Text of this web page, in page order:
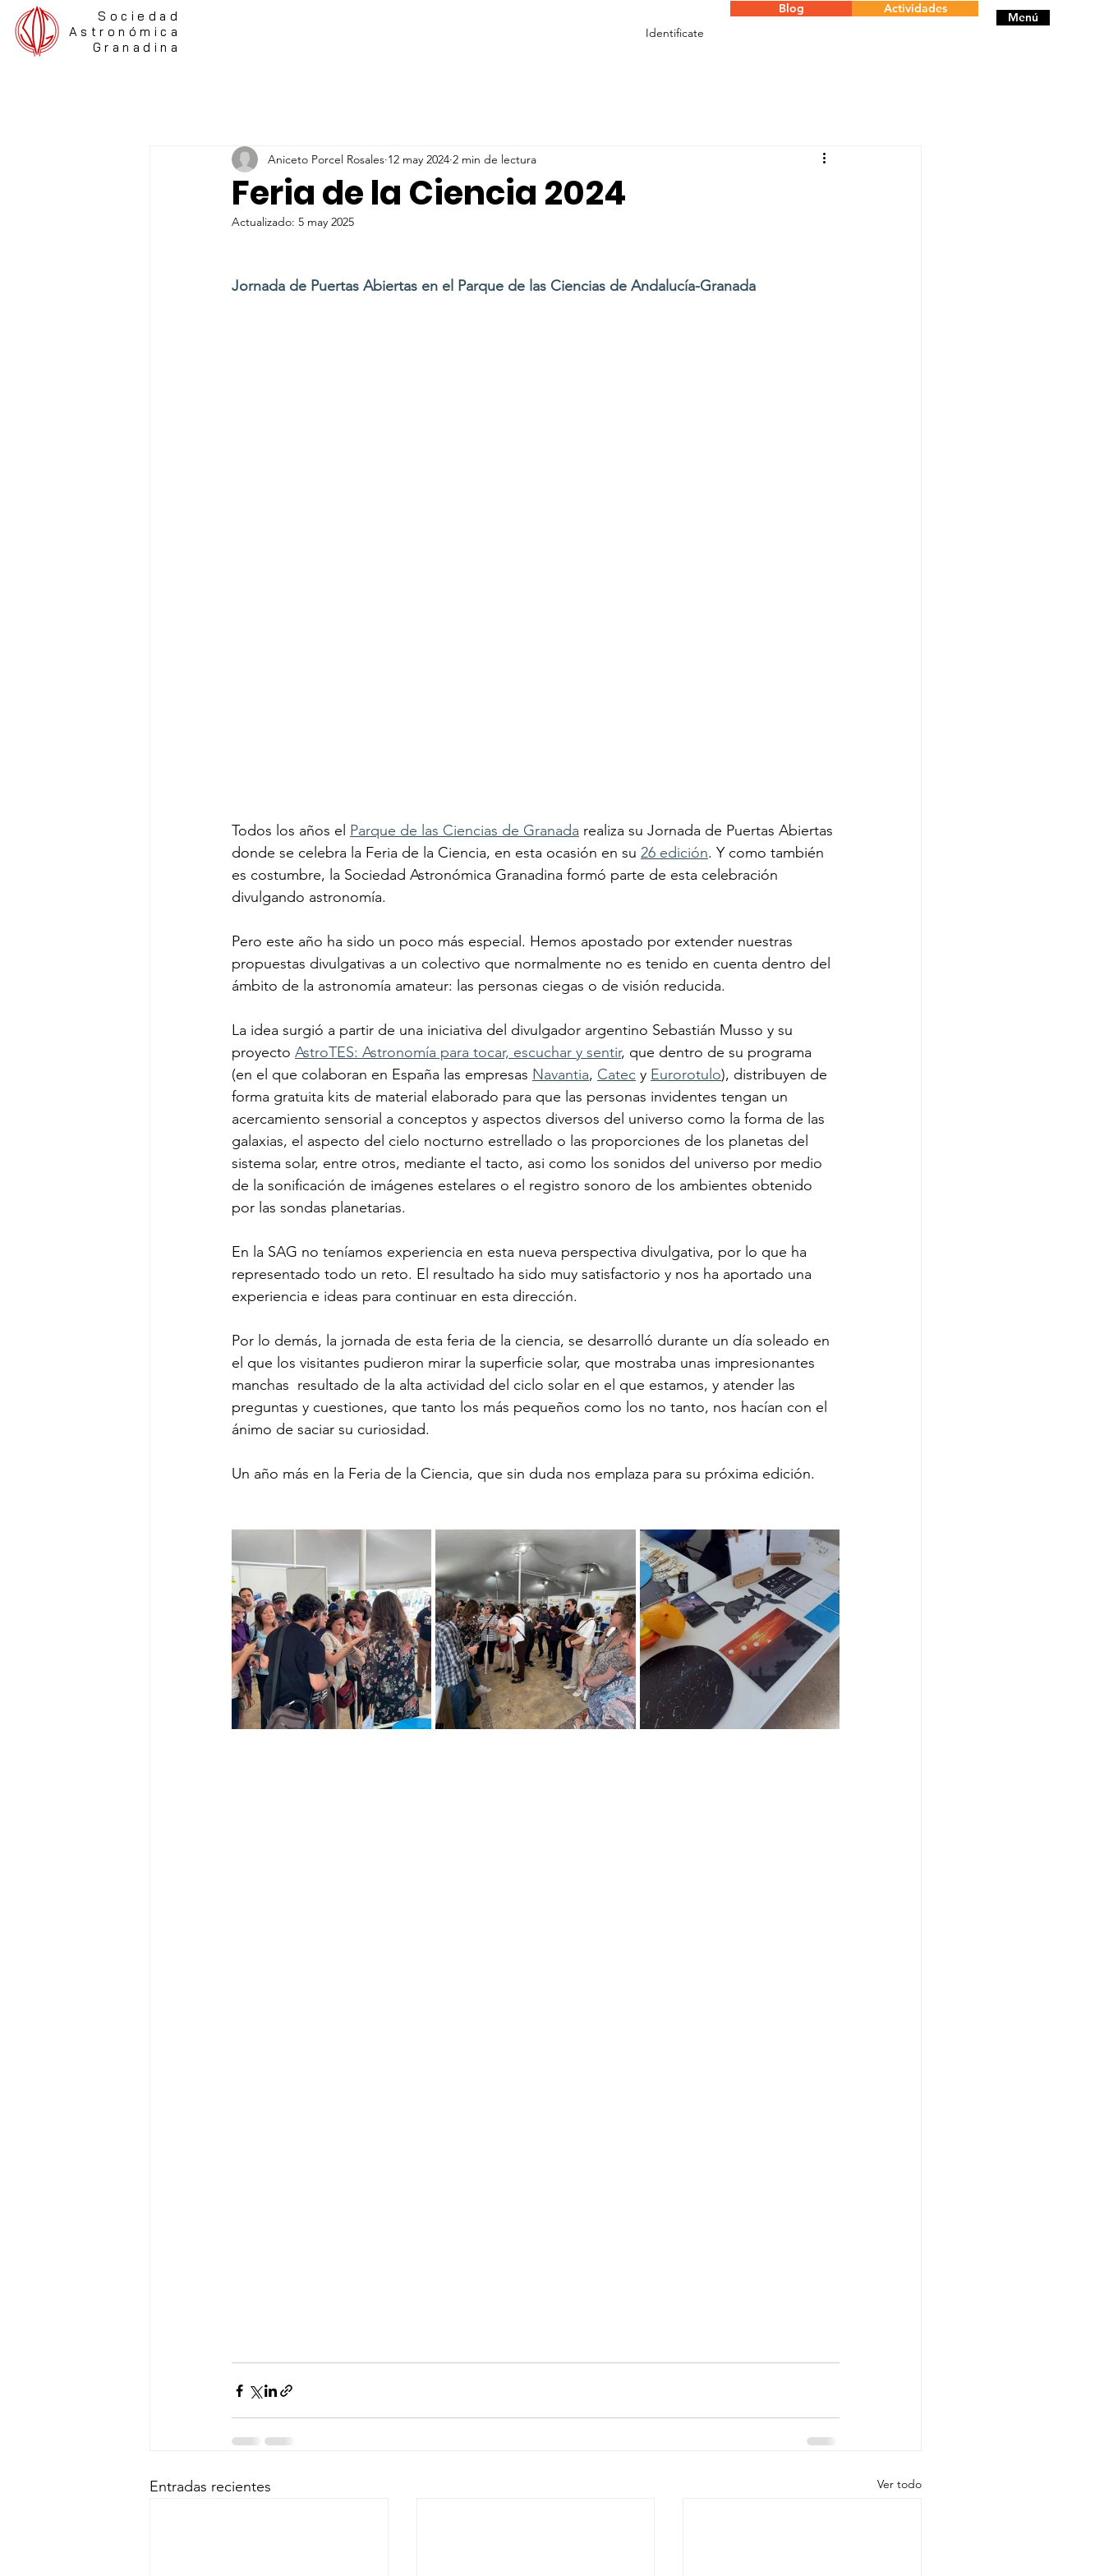
Sociedad
Astronómica
Granadina
Identificate
Menú
Blog Actividades
Feria de la Ciencia 2024
Aniceto Porcel Rosales 12 may 2024 2 min de lectura
Actualizado: 5 may 2025
Jornada de Puertas Abiertas en el Parque de las Ciencias de Andalucía-Granada
Todos los años el Parque de las Ciencias de Granada realiza su Jornada de Puertas Abiertas
donde se celebra la Feria de la Ciencia, en esta ocasión en su 26 edición. Y como también
es costumbre, la Sociedad Astronómica Granadina formó parte de esta celebración
divulgando astronomía.
Pero este año ha sido un poco más especial. Hemos apostado por extender nuestras
propuestas divulgativas a un colectivo que normalmente no es tenido en cuenta dentro del
ámbito de la astronomía amateur: las personas ciegas o de visión reducida.
La idea surgió a partir de una iniciativa del divulgador argentino Sebastián Musso y su
proyecto AstroTES: Astronomía para tocar, escuchar y sentir, que dentro de su programa
(en el que colaboran en España las empresas Navantia, Catec y Eurorotulo), distribuyen de
forma gratuita kits de material elaborado para que las personas invidentes tengan un
acercamiento sensorial a conceptos y aspectos diversos del universo como la forma de las
galaxias, el aspecto del cielo nocturno estrellado o las proporciones de los planetas del
sistema solar, entre otros, mediante el tacto, asi como los sonidos del universo por medio
de la sonificación de imágenes estelares o el registro sonoro de los ambientes obtenido
por las sondas planetarias.
En la SAG no teníamos experiencia en esta nueva perspectiva divulgativa, por lo que ha
representado todo un reto. El resultado ha sido muy satisfactorio y nos ha aportado una
experiencia e ideas para continuar en esta dirección.
Por lo demás, la jornada de esta feria de la ciencia, se desarrolló durante un día soleado en
el que los visitantes pudieron mirar la superficie solar, que mostraba unas impresionantes
manchas  resultado de la alta actividad del ciclo solar en el que estamos, y atender las
preguntas y cuestiones, que tanto los más pequeños como los no tanto, nos hacían con el
ánimo de saciar su curiosidad.
Un año más en la Feria de la Ciencia, que sin duda nos emplaza para su próxima edición.
Entradas recientes Ver todo